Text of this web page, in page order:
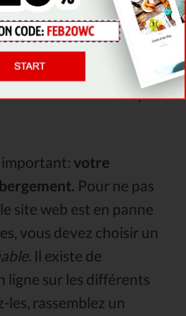
votre temps de
d'autres qui sont
pas ce genre de
citer à titre d'exemple:
votre
Pour ne pas
site web est en panne
vous devez choisir un
Il existe de
ligne sur les différents
les, rassemblez un